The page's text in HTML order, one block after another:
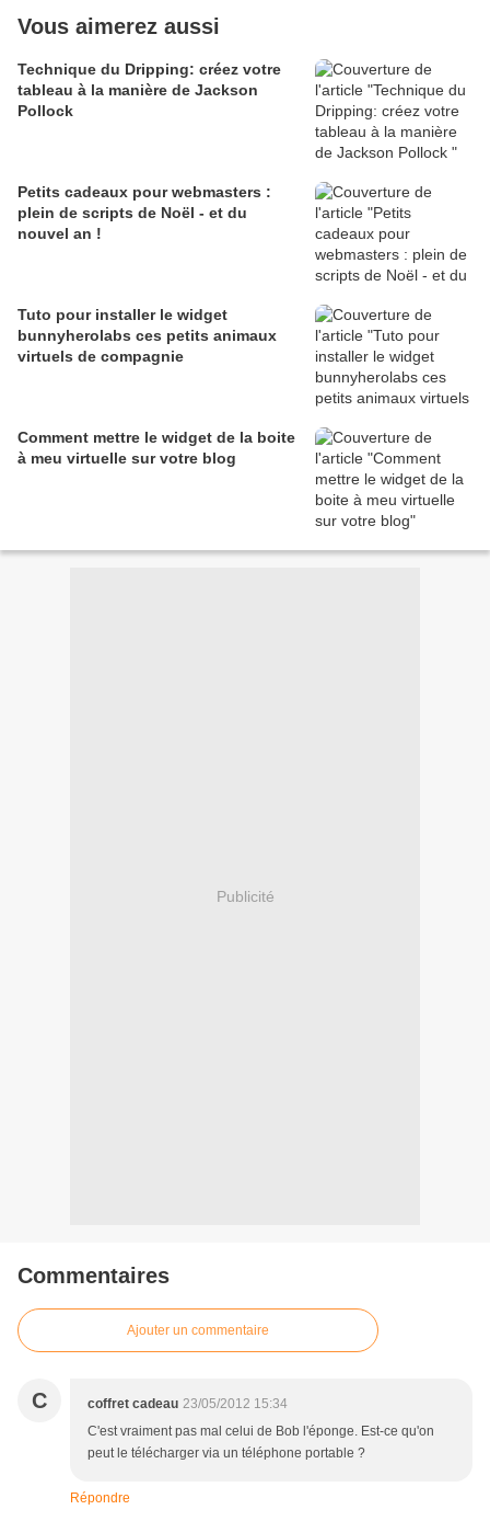
Vous aimerez aussi
Technique du Dripping: créez votre
tableau à la manière de Jackson
Pollock
Petits cadeaux pour webmasters :
plein de scripts de Noël - et du
nouvel an !
Tuto pour installer le widget
bunnyherolabs ces petits animaux
virtuels de compagnie
Comment mettre le widget de la boite
à meu virtuelle sur votre blog
Publicité
Commentaires
Ajouter un commentaire
C coffret cadeau 23/05/2012 15:34
C'est vraiment pas mal celui de Bob l'éponge. Est-ce qu'on
peut le télécharger via un téléphone portable ?
Répondre